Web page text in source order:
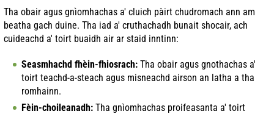
Tha obair agus gnìomhachas a' cluich pàirt chudromach ann am
beatha gach duine. Tha iad a' cruthachadh bunait shocair, ach
cuideachd a' toirt buaidh air ar staid inntinn:
Seasmhachd fhèin-fhiosrach: Tha obair agus gnothachas a'
toirt teachd-a-steach agus misneachd airson an latha a tha
romhainn.
Fèin-choileanadh: Tha gnìomhachas proifeasanta a' toirt